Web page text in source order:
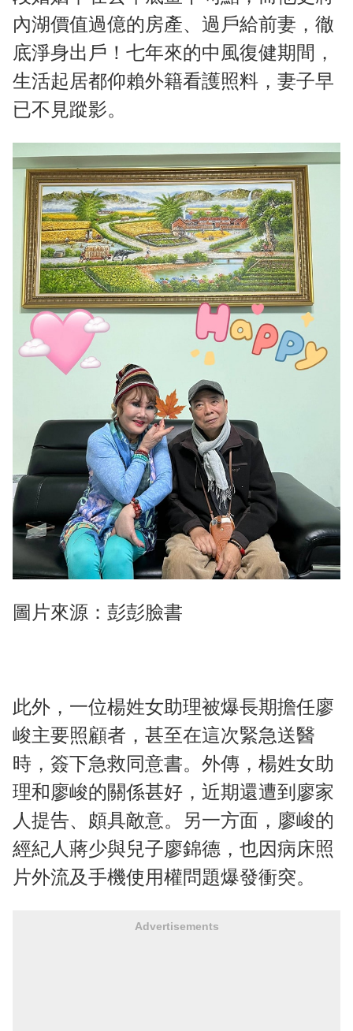
內湖價值過億的房產、過戶給前妻，徹
底淨身出戶！七年來的中風復健期間，
生活起居都仰賴外籍看護照料，妻子早
已不見蹤影。
圖片來源：彭彭臉書
此外，一位楊姓女助理被爆長期擔任廖
峻主要照顧者，甚至在這次緊急送醫
時，簽下急救同意書。外傳，楊姓女助
理和廖峻的關係甚好，近期還遭到廖家
人提告、頗具敵意。另一方面，廖峻的
經紀人蔣少與兒子廖錦德，也因病床照
片外流及手機使用權問題爆發衝突。
Advertisements